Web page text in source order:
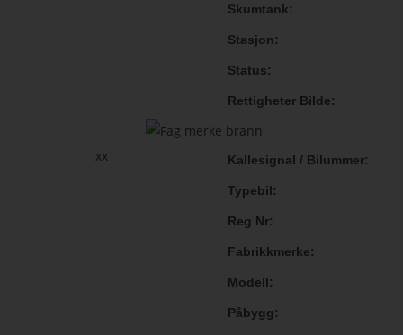
Skumtank
Stasjon
Status
Rettigheter Bilde
xx Kallesignal / Bilummer
Typebil
Reg Nr
Fabrikkmerke
Modell
Påbygg